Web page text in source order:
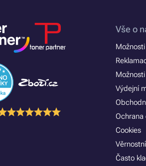
Vše o
Výdejní
Ochrana
Cookies
Často